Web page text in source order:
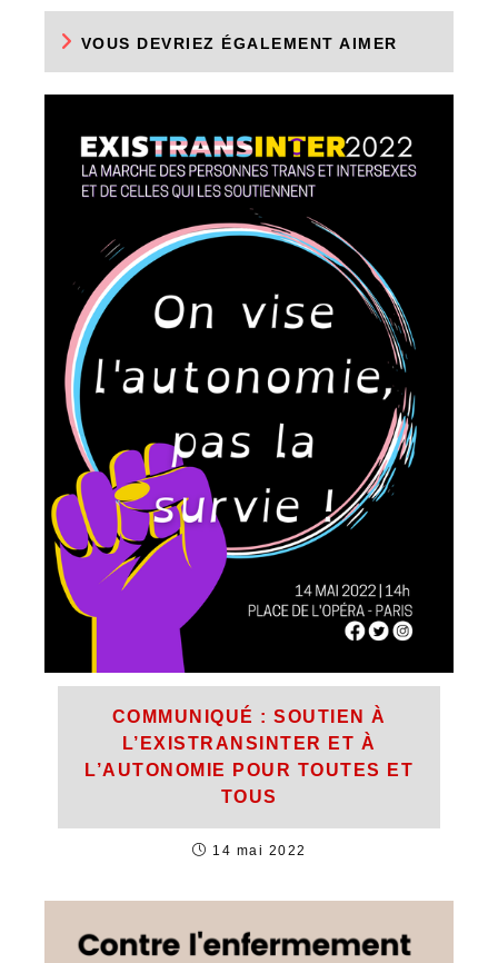
VOUS DEVRIEZ ÉGALEMENT AIMER
COMMUNIQUÉ : SOUTIEN À
L’EXISTRANSINTER ET À
L’AUTONOMIE POUR TOUTES ET
TOUS
14 mai 2022